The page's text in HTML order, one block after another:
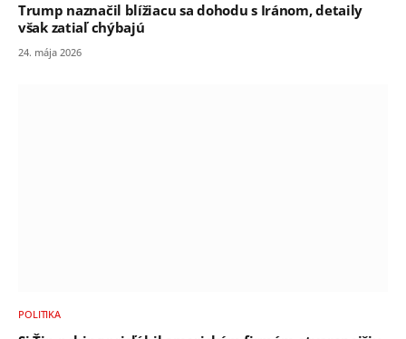
Trump naznačil blížiacu sa dohodu s Iránom, detaily
však zatiaľ chýbajú
24. mája 2026
POLITIKA